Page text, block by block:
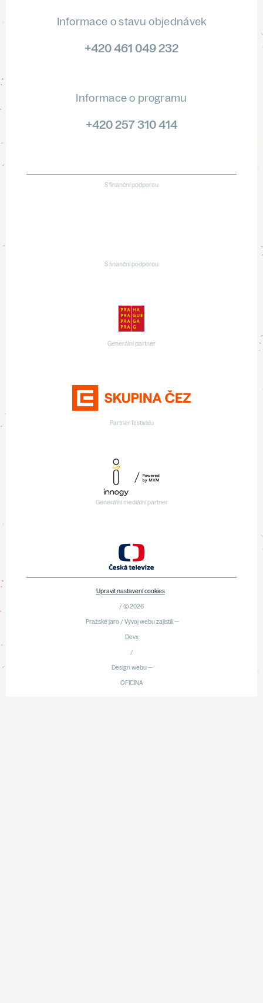
Informace o stavu objednávek
+420 461 049 232
Informace o programu
+420 257 310 414
S finanční podporou
S finanční podporou
Generální partner
Partner festivalu
Generální mediální partner
Upravit nastavení cookies
/ © 2026
Pražské jaro / Vývoj webu zajistili —
Devx
/
Design webu —
OFICINA